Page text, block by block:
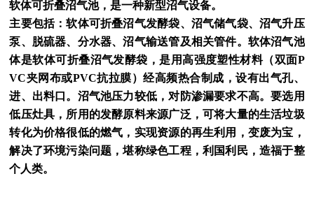
软体可折叠沼气池，是一种新型沼气设备。
主要包括：软体可折叠沼气发酵袋、沼气储气袋、沼气升压
泵、脱硫器、分水器、沼气输送管及相关管件。软体沼气池
体是软体可折叠沼气发酵袋，是用高强度塑性材料（双面P
VC夹网布或PVC抗拉膜）经高频热合制成，设有出气孔、
进、出料口。沼气池压力较低，对防渗漏要求不高。要选用
低压灶具，所用的发酵原料来源广泛，可将大量的生活垃圾
转化为价格很低的燃气，实现资源的再生利用，变废为宝，
解决了环境污染问题，堪称绿色工程，利国利民，造福于整
个人类。